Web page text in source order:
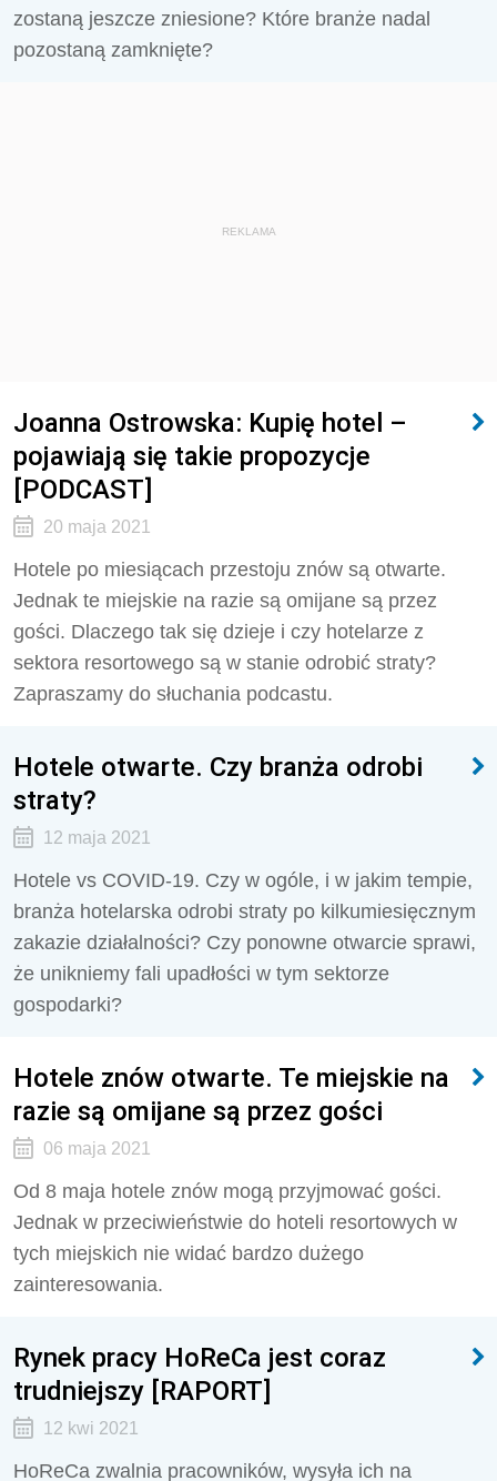
zostaną jeszcze zniesione? Które branże nadal
pozostaną zamknięte?
REKLAMA
Joanna Ostrowska: Kupię hotel –
pojawiają się takie propozycje
[PODCAST]
20 maja 2021
Hotele po miesiącach przestoju znów są otwarte.
Jednak te miejskie na razie są omijane są przez
gości. Dlaczego tak się dzieje i czy hotelarze z
sektora resortowego są w stanie odrobić straty?
Zapraszamy do słuchania podcastu.
Hotele otwarte. Czy branża odrobi
straty?
12 maja 2021
Hotele vs COVID-19. Czy w ogóle, i w jakim tempie,
branża hotelarska odrobi straty po kilkumiesięcznym
zakazie działalności? Czy ponowne otwarcie sprawi,
że unikniemy fali upadłości w tym sektorze
gospodarki?
Hotele znów otwarte. Te miejskie na
razie są omijane są przez gości
06 maja 2021
Od 8 maja hotele znów mogą przyjmować gości.
Jednak w przeciwieństwie do hoteli resortowych w
tych miejskich nie widać bardzo dużego
zainteresowania.
Rynek pracy HoReCa jest coraz
trudniejszy [RAPORT]
12 kwi 2021
HoReCa zwalnia pracowników, wysyła ich na